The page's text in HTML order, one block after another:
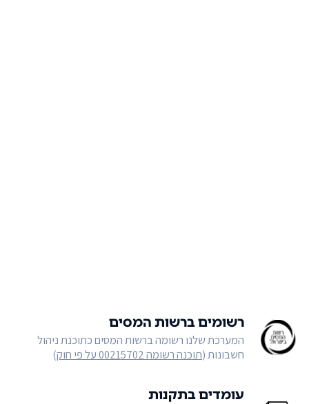
רשומים ברשות המסים
המערכת שלנו רשומה ברשות המסים כתוכנת ניהול
חשבונות (תוכנה רשומה 00215702 על פי חוק )
עומדים בתקנות